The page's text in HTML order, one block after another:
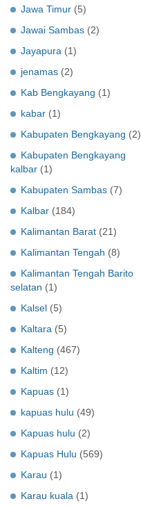
Jawa Timur (5)
Jawai Sambas (2)
Jayapura (1)
jenamas (2)
Kab Bengkayang (1)
kabar (1)
Kabupaten Bengkayang (2)
Kabupaten Bengkayang
kalbar (1)
Kabupaten Sambas (7)
Kalbar (184)
Kalimantan Barat (21)
Kalimantan Tengah (8)
Kalimantan Tengah Barito
selatan (1)
Kalsel (5)
Kaltara (5)
Kalteng (467)
Kaltim (12)
Kapuas (1)
kapuas hulu (49)
Kapuas hulu (2)
Kapuas Hulu (569)
Karau (1)
Karau kuala (1)